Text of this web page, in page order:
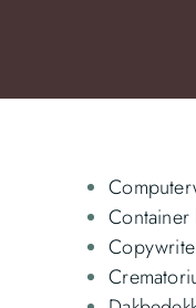
Container